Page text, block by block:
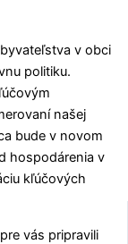
v obci
politiku.
našej
bude v novom
hospodárenia v
kľúčových
vás pripravili